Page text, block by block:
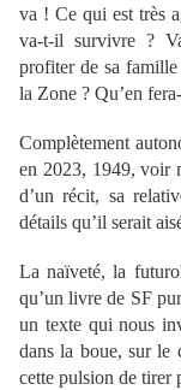
va ! Ce qui est très
va-t-il survivre ?
profiter de sa
la Zone ? Qu’en
Complètement
en 2023, 1949, voir
d’un récit, sa
détails qu’il serait
La naïveté, la
qu’un livre de SF
un texte qui nous
dans la boue, sur le
cette pulsion de tirer